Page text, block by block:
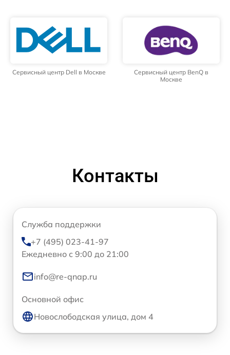
Сервисный центр Dell в Москве
Сервисный центр BenQ в
Москве
Контакты
Служба поддержки
+7 (495) 023-41-97
Ежедневно с 9:00 до 21:00
info@re-qnap.ru
Основной офис
Новослободская улица, дом 4